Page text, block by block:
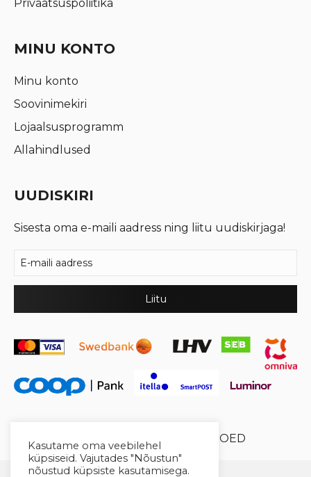
Privaatsuspoliitika
MINU KONTO
Minu konto
Soovinimekiri
Lojaalsusprogramm
Allahindlused
UUDISKIRI
Sisesta oma e-maili aadress ning liitu uudiskirjaga!
© 2026 Cool Crystal OÜ // XYSUM E-POED
Kasutame oma veebilehel
küpsiseid. Vajutades "Nõustun"
nõustud küpsiste kasutamisega.